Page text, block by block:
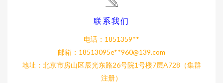
联系我们
电话：1851359**
邮箱：18513095e**960@139.com
地址：北京市房山区辰光东路26号院1号楼7层A728（集群
注册）